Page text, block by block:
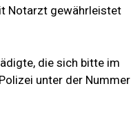
Notarzt gewährleistet
die sich bitte im
unter der Nummer